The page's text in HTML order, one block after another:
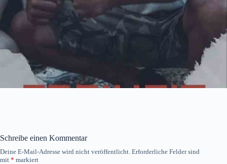
Schreibe einen Kommentar
Deine E-Mail-Adresse wird nicht veröffentlicht. Erforderliche Felder sind
mit * markiert